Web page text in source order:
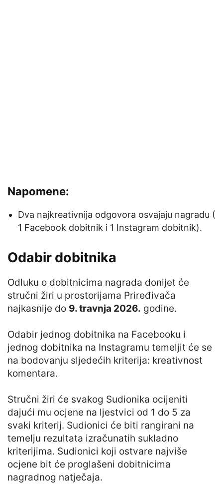
Napomene:
Dva najkreativnija odgovora osvajaju nagradu (
1 Facebook dobitnik i 1 Instagram dobitnik).
Odabir dobitnika
Odluku o dobitnicima nagrada donijet će
stručni žiri u prostorijama Priređivača
najkasnije do 9. travnja 2026. godine.
Odabir jednog dobitnika na Facebooku i
jednog dobitnika na Instagramu temeljit će se
na bodovanju sljedećih kriterija: kreativnost
komentara.
Stručni žiri će svakog Sudionika ocijeniti
dajući mu ocjene na ljestvici od 1 do 5 za
svaki kriterij. Sudionici će biti rangirani na
temelju rezultata izračunatih sukladno
kriterijima. Sudionici koji ostvare najviše
ocjene bit će proglašeni dobitnicima
nagradnog natječaja.